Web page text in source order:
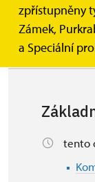
zpřístupněny
Zámek,
a Speciální
interiéry
Celkem je na
tento